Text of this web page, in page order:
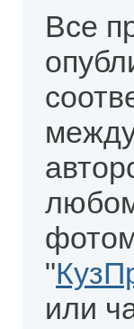
Все
"
или